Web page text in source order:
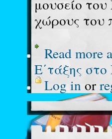
μουσείο
χώρους του
Read more
Ε΄τάξης
Log in or